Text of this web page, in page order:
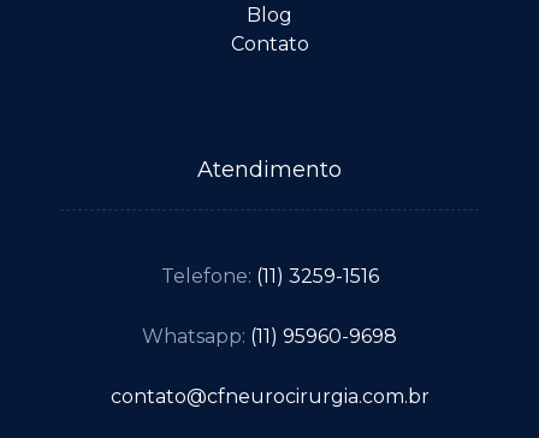
Blog
Contato
Atendimento
Telefone: (11) 3259-1516
Whatsapp: (11) 95960-9698
contato@cfneurocirurgia.com.br